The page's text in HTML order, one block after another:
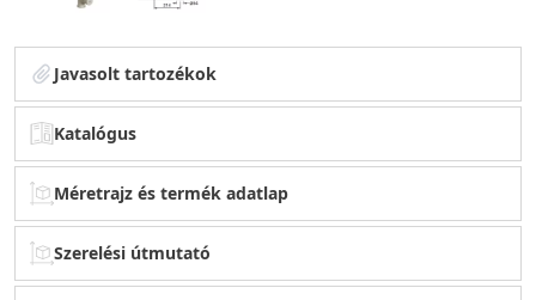
Javasolt tartozékok
Katalógus
Méretrajz és termék adatlap
Szerelési útmutató